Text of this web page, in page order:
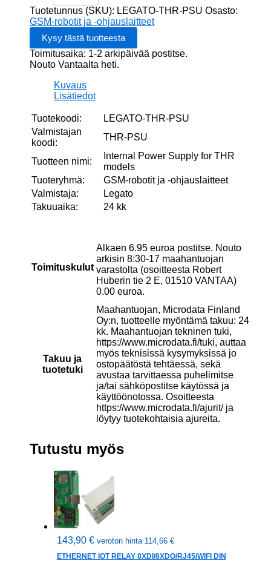
for
THR
models
määrä
Tuotetunnus (SKU): LEGATO-THR-PSU Osasto:
GSM-robotit ja -ohjauslaitteet
Toimitusaika: 1-2 arkipäivää postitse.
Nouto Vantaalta heti.
Kuvaus
Lisätiedot
Tuotekoodi:
LEGATO-THR-PSU
Valmistajan
koodi:
THR-PSU
Tuotteen nimi:
Internal Power Supply for THR
models
Tuoteryhmä:
GSM-robotit ja -ohjauslaitteet
Valmistaja:
Legato
Takuuaika:
24 kk
Toimituskulut
Alkaen 6.95 euroa postitse. Nouto
arkisin 8:30-17 maahantuojan
varastolta (osoitteesta Robert
Huberin tie 2 E, 01510 VANTAA)
0.00 euroa.
Takuu ja
tuotetuki
Maahantuojan, Microdata Finland
Oy:n, tuotteelle myöntämä takuu: 24
kk. Maahantuojan tekninen tuki,
https://www.microdata.fi/tuki, auttaa
myös teknisissä kysymyksissä jo
ostopäätöstä tehtäessä, sekä
avustaa tarvittaessa puhelimitse
ja/tai sähköpostitse käytössä ja
käyttöönotossa. Osoitteesta
https://www.microdata.fi/ajurit/ ja
löytyy tuotekohtaisia ajureita.
Tutustu myös
143,90 € veroton hinta 114,66 €
ETHERNET IOT RELAY 8XDI/8XDO/RJ45/WIFI DIN